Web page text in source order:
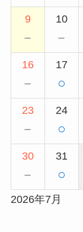
9
－
10
－
16
－
17
○
23
－
24
○
30
－
31
○
2026年7月